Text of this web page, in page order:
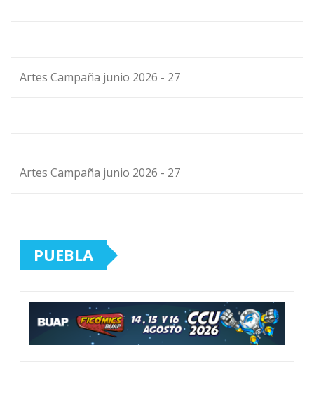
Artes Campaña junio 2026 - 27
Artes Campaña junio 2026 - 27
PUEBLA